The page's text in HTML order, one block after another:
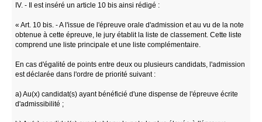
IV. - Il est inséré un article 10 bis ainsi rédigé :
« Art. 10 bis. - A l'issue de l'épreuve orale d'admission et au vu de la note
obtenue à cette épreuve, le jury établit la liste de classement. Cette liste
comprend une liste principale et une liste complémentaire.
En cas d'égalité de points entre deux ou plusieurs candidats, l'admission
est déclarée dans l'ordre de priorité suivant :
a) Au(x) candidat(s) ayant bénéficié d'une dispense de l'épreuve écrite
d'admissibilité ;